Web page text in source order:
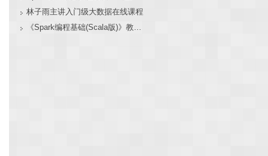
林子雨主讲入门级大数据在线课程
《Spark编程基础(Scala版)》教材官网